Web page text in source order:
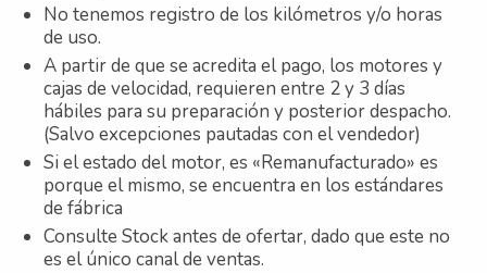
No tenemos registro de los kilómetros y/o horas
de uso.
A partir de que se acredita el pago, los motores y
cajas de velocidad, requieren entre 2 y 3 días
hábiles para su preparación y posterior despacho.
(Salvo excepciones pautadas con el vendedor)
Si el estado del motor, es «Remanufacturado» es
porque el mismo, se encuentra en los estándares
de fábrica
Consulte Stock antes de ofertar, dado que este no
es el único canal de ventas.